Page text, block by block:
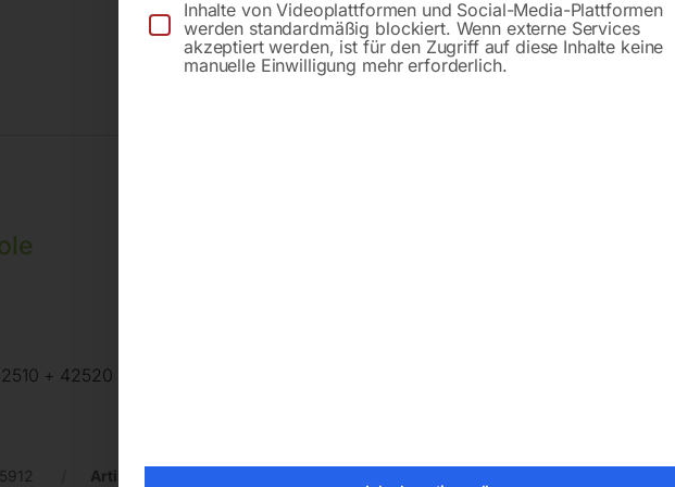
+ 42520
Artikelnummer:
Inhalte von Videoplattformen und Social-Media-Plattformen
werden standardmäßig blockiert. Wenn externe Services
akzeptiert werden, ist für den Zugriff auf diese Inhalte keine
manuelle Einwilligung mehr erforderlich.